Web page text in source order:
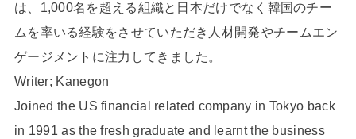
は、1,000名を超える組織と日本だけでなく韓国のチー
ムを率いる経験をさせていただき人材開発やチームエン
ゲージメントに注力してきました。
Writer; Kanegon
Joined the US financial related company in Tokyo back
in 1991 as the fresh graduate and learnt the business